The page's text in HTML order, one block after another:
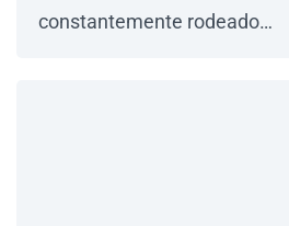
constantemente rodeados